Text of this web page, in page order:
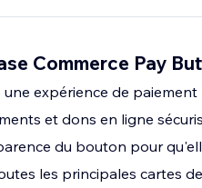
Commerce Pay
une expérience de
et dons en ligne
du bouton pour
les principales cartes